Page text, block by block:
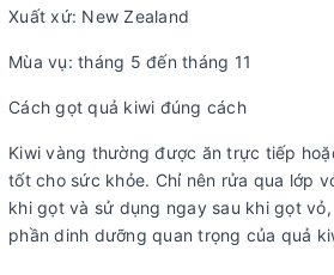
Xuất xứ: New Zealand
Mùa vụ: tháng 5 đến tháng 11
Cách gọt quả kiwi đúng cách
Kiwi vàng thường được ăn trực tiếp
tốt cho sức khỏe. Chỉ nên rửa qua lớp
khi gọt và sử dụng ngay sau khi gọt
phần dinh dưỡng quan trọng của quả